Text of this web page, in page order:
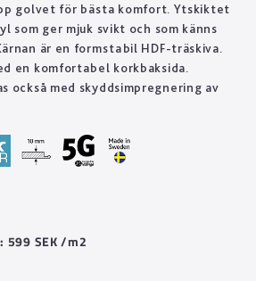
golvet för bästa komfort. Ytskiktet
som ger mjuk svikt och som känns
är en formstabil HDF-träskiva.
en komfortabel korkbaksida.
också med skyddsimpregnering av
599 SEK /m2